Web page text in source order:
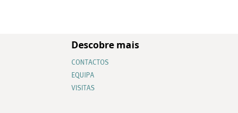
Descobre mais
CONTACTOS
EQUIPA
VISITAS